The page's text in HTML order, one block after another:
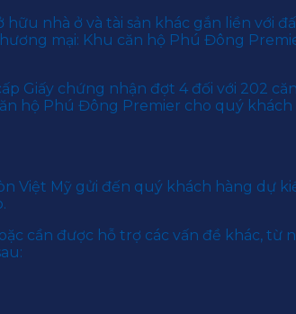
nhà ở và tài sản khác gắn liền với
mại: Khu căn hộ Phú Đông
Giấy chứng nhận đợt 4 đối với 202
hộ Phú Đông Premier cho quý
Việt Mỹ gửi đến quý khách hàng dự
cần được hỗ trợ các vấn đề khác, từ